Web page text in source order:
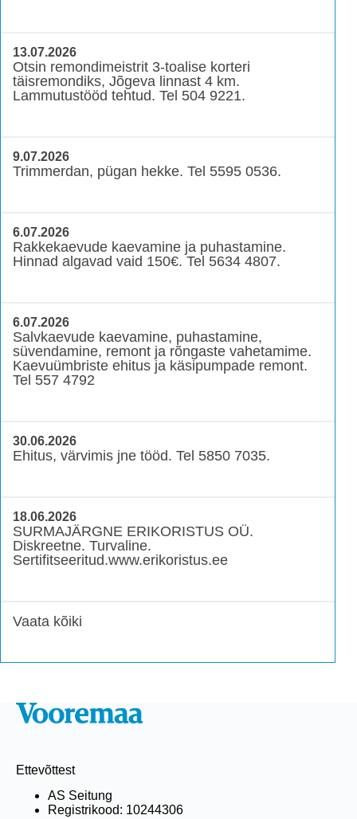
13.07.2026
Otsin remondimeistrit 3-toalise korteri
täisremondiks, Jõgeva linnast 4 km.
Lammutustööd tehtud. Tel 504 9221.
9.07.2026
Trimmerdan, pügan hekke. Tel 5595 0536.
6.07.2026
Rakkekaevude kaevamine ja puhastamine.
Hinnad algavad vaid 150€. Tel 5634 4807.
6.07.2026
Salvkaevude kaevamine, puhastamine,
süvendamine, remont ja rõngaste vahetamime.
Kaevuümbriste ehitus ja käsipumpade remont.
Tel 557 4792
30.06.2026
Ehitus, värvimis jne tööd. Tel 5850 7035.
18.06.2026
SURMAJÄRGNE ERIKORISTUS OÜ.
Diskreetne. Turvaline.
Sertifitseeritud.www.erikoristus.ee
Vaata kõiki
Ettevõttest
AS Seitung
Registrikood: 10244306